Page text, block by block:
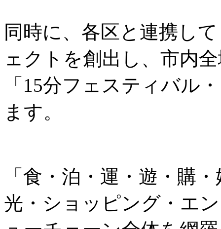
同時に、各区と連携し
ェクトを創出し、市内
「15分フェスティバル
ます。
「食・泊・運・遊・購
光・ショッピング・エ